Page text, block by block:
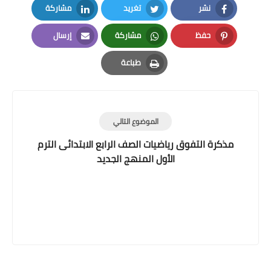
نشر
Facebook
تغريد
Twitter
مشاركة
LinkedIn
حفظ
Pinterest
مشاركة
Whatsapp
إرسال
Email
طباعة
Print
الموضوع التالي
مذكرة التفوق رياضيات الصف الرابع الابتدائى الترم
الأول المنهج الجديد